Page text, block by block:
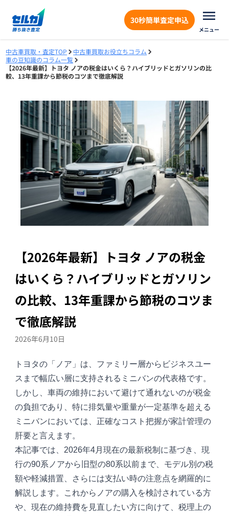
30秒簡単査定申込
メニュー
中古車買取・査定TOP
中古車買取お役立ちコラム
車の豆知識のコラム一覧
【2026年最新】トヨタ ノアの税金はいくら？ハイブリッドとガソリンの比
較、13年重課から節税のコツまで徹底解説
【2026年最新】トヨタ ノアの税金
はいくら？ハイブリッドとガソリン
の比較、13年重課から節税のコツま
で徹底解説
2026年6月10日
トヨタの「 ノア 」は、ファミリー層からビジネスユー
スまで幅広い層に支持されるミニバンの代表格です。
しかし、車両の維持において避けて通れないのが税金
の負担であり、特に排気量や重量が一定基準を超える
ミニバンにおいては、正確なコスト把握が家計管理の
肝要と言えます。
本記事では、2026年4月現在の最新税制に基づき、現
行の90系ノアから旧型の80系以前まで、モデル別の税
額や軽減措置、さらには支払い時の注意点を網羅的に
解説します。これからノアの購入を検討されている方
や、現在の維持費を見直したい方に向けて、税理上の